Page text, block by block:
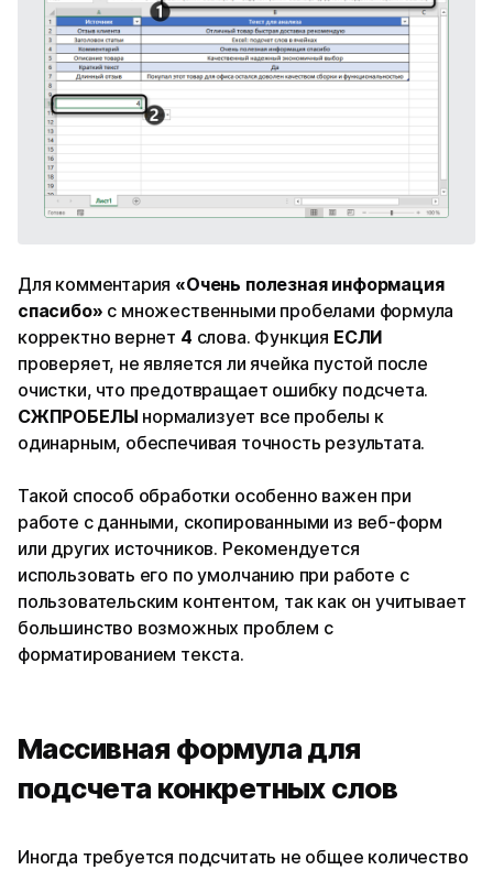
Для комментария «Очень полезная информация
спасибо» с множественными пробелами формула
корректно вернет 4 слова. Функция ЕСЛИ
проверяет, не является ли ячейка пустой после
очистки, что предотвращает ошибку подсчета.
СЖПРОБЕЛЫ нормализует все пробелы к
одинарным, обеспечивая точность результата.
Такой способ обработки особенно важен при
работе с данными, скопированными из веб-форм
или других источников. Рекомендуется
использовать его по умолчанию при работе с
пользовательским контентом, так как он учитывает
большинство возможных проблем с
форматированием текста.
Массивная формула для
подсчета конкретных слов
Иногда требуется подсчитать не общее количество